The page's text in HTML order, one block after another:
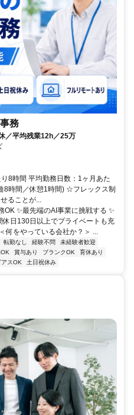
務
／平均残業12h／25万
8時間 平均勤務日数：1ヶ月あた
8時間／休憩1時間) ☆フレックス制
ることが...
✨最先端のAI事業に挑戦する ✨
休日130日以上でプライベートも充
っている会社か？＞ ...
転勤なし 経験不問
未経験者歓迎
賞与あり ブランクOK
育休あり
アスOK 土日祝休み